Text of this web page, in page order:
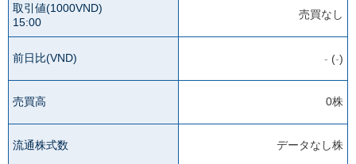
取引値(1000VND)
15:00
売買なし
前日比(VND) - (-)
売買高 0株
流通株式数 データなし株